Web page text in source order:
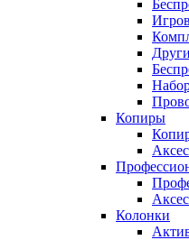
Копиры
Колонки